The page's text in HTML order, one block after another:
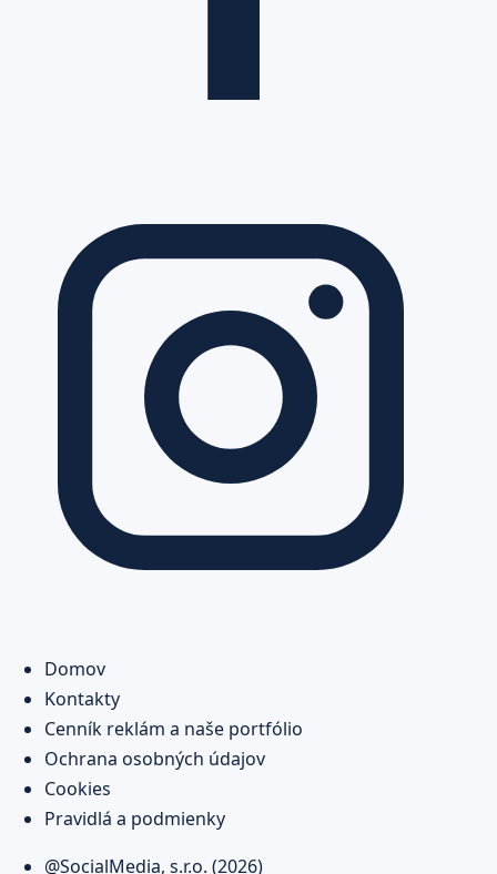
Domov
Kontakty
Cenník reklám a naše portfólio
Ochrana osobných údajov
Cookies
Pravidlá a podmienky
@SocialMedia, s.r.o. (2026)